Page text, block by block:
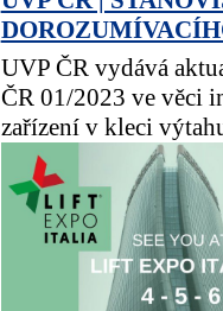
UVP ČR vydává
ČR 01/2023 ve věci
zařízení v kleci